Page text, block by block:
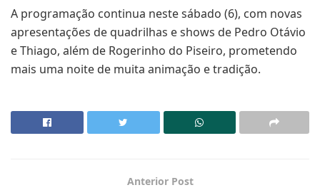
A programação continua neste sábado (6), com novas
apresentações de quadrilhas e shows de Pedro Otávio
e Thiago, além de Rogerinho do Piseiro, prometendo
mais uma noite de muita animação e tradição.
Anterior Post